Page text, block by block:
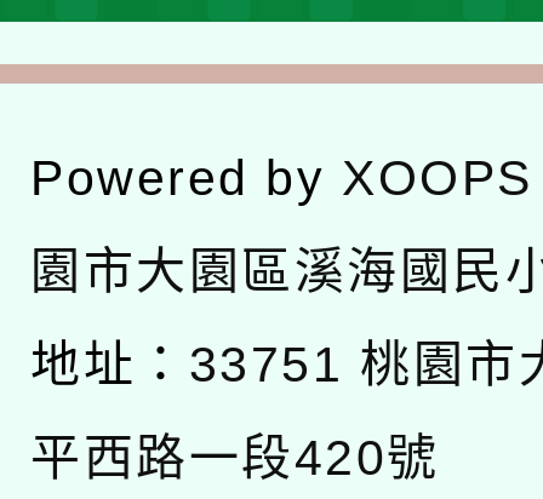
Powered by XOOPS
園市大園區溪海國民
地址： 33751 桃園市
平西路一段420號